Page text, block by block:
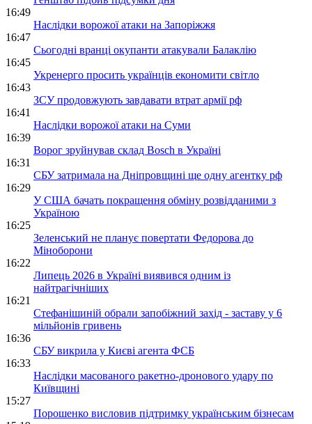
16:49
Наслідки ворожої атаки на Запоріжжя
16:47
Сьогодні вранці окупанти атакували Балаклію
16:45
Укренерго просить українців економити світло
16:43
ЗСУ продовжують завдавати втрат армії рф
16:41
Наслідки ворожої атаки на Суми
16:39
Ворог зруйнував склад Bosch в Україні
16:31
СБУ затримала на Дніпровщині ще одну агентку рф
16:29
У США бачать покращення обміну розвідданими з
Україною
16:25
Зеленський не планує повертати Федорова до
Міноборони
16:22
Липець 2026 в Україні виявився одним із
найтрагічніших
16:21
Стефанішиній обрали запобіжний захід - заставу у 6
мільйонів гривень
16:36
СБУ викрила у Києві агента ФСБ
16:33
Наслідки масованого ракетно-дронового удару по
Київщині
15:27
Порошенко висловив підтримку українським бізнесам